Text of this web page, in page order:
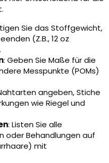
Sie das Stoffgewicht,
(Z.B., 12 oz
: Geben Sie Maße für die
Messpunkte (POMs)
angeben, Stiche
wie Riegel und
: Listen Sie alle
oder Behandlungen auf
mit